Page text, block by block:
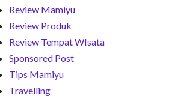
Review Mamiyu
Review Produk
Review Tempat WIsata
Sponsored Post
Tips Mamiyu
Travelling